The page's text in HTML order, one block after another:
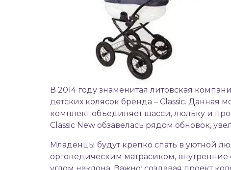
В 2014 году знаменитая литовская
детских колясок бренда – Classic. Данная
комплект объединяет шасси, люльку и
Classic New обзавелась рядом обновок,
Младенцы будут крепко спать в уютной
ортопедическим матрасиком,